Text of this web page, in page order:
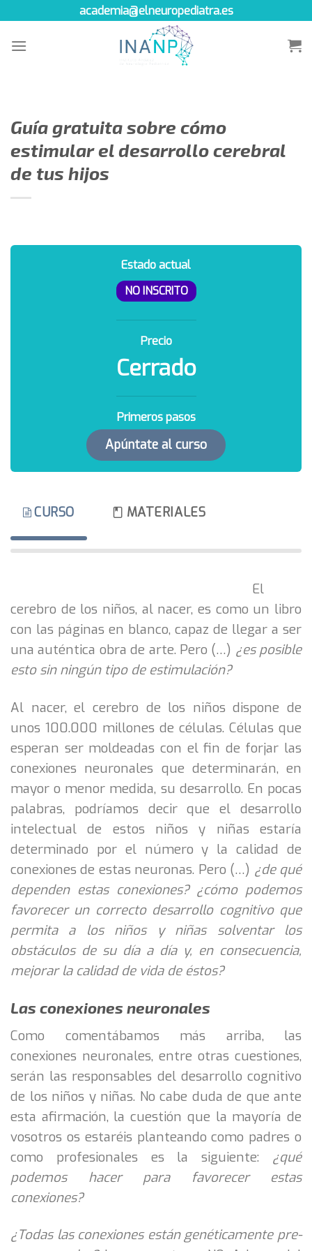
to
content
academia@elneuropediatra.es
Guía gratuita sobre cómo
estimular el desarrollo cerebral
de tus hijos
Estado actual
NO INSCRITO
Precio
Cerrado
Primeros pasos
Apúntate al curso
CURSO MATERIALES
El
cerebro de los niños, al nacer, es como un libro
con las páginas en blanco, capaz de llegar a ser
una auténtica obra de arte. Pero (…) ¿es posible
esto sin ningún tipo de estimulación?
Al nacer, el cerebro de los niños dispone de
unos 100.000 millones de células. Células que
esperan ser moldeadas con el fin de forjar las
conexiones neuronales que determinarán, en
mayor o menor medida, su desarrollo. En pocas
palabras, podríamos decir que el desarrollo
intelectual de estos niños y niñas estaría
determinado por el número y la calidad de
conexiones de estas neuronas. Pero (…) ¿de qué
dependen estas conexiones? ¿cómo podemos
favorecer un correcto desarrollo cognitivo que
permita a los niños y niñas solventar los
obstáculos de su día a día y, en consecuencia,
mejorar la calidad de vida de éstos?
Las conexiones neuronales
Como comentábamos más arriba, las
conexiones neuronales, entre otras cuestiones,
serán las responsables del desarrollo cognitivo
de los niños y niñas. No cabe duda de que ante
esta afirmación, la cuestión que la mayoría de
vosotros os estaréis planteando como padres o
como profesionales es la siguiente: ¿qué
podemos hacer para favorecer estas
conexiones?
¿Todas las conexiones están genéticamente pre-